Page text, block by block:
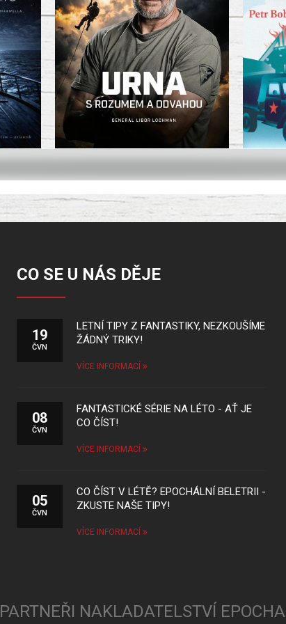
CO SE U NÁS DĚJE
19
ČVN
LETNÍ TIPY Z FANTASTIKY, NEZKOUŠÍME
ŽÁDNÝ TRIKY!
VÍCE INFORMACÍ
08
ČVN
FANTASTICKÉ SÉRIE NA LÉTO - AŤ JE
CO ČÍST!
VÍCE INFORMACÍ
05
ČVN
CO ČÍST V LÉTĚ? EPOCHÁLNÍ BELETRII -
ZKUSTE NAŠE TIPY!
VÍCE INFORMACÍ
PARTNEŘI NAKLADATELSTVÍ EPOCHA